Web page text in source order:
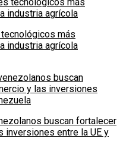
más
industria agrícola
buscan fortalecer
inversiones entre la UE y